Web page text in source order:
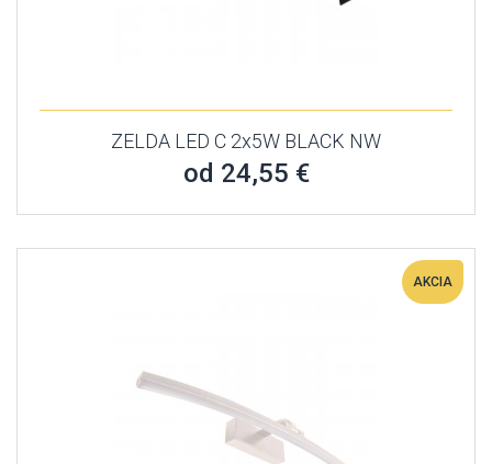
ZELDA LED C 2x5W BLACK NW
od 24,55 €
AKCIA